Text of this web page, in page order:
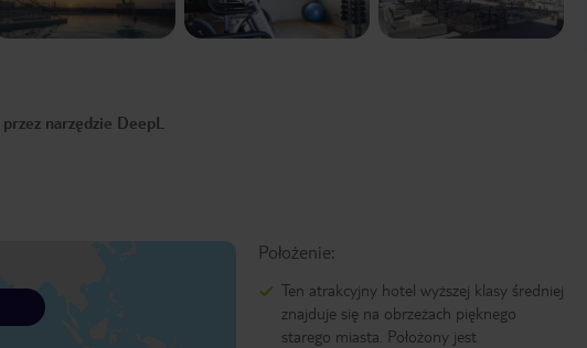
narzędzie DeepL
Położenie:
Ten atrakcyjny hotel wyższej klasy średniej
znajduje się na obrzeżach pięknego
starego miasta. Położony jest